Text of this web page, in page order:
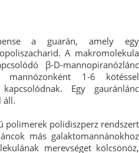
a guarán, amely egy
A makromolekula
β-D-mannopiranózlánc
1-6 kötéssel
kapcsolódnak. Egy gauránlánc
áll.
polimerek polidiszperz rendszert
más galaktomannánokhoz
merevséget kölcsönöz,